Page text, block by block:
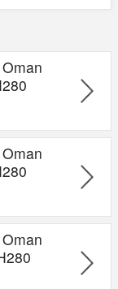
Oman
Oman
Oman